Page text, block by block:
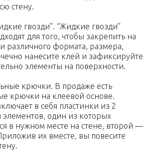
стену.
гвозди”. “Жидкие гвозди”
для того, чтобы закрепить на
различного формата, размера,
нанесите клей и зафиксируйте
элементы на поверхности.
крючки. В продаже есть
крючки на клеевой основе.
в себя пластинки из 2
один из которых
в нужном месте на стене, второй —
их вместе, вы повесите